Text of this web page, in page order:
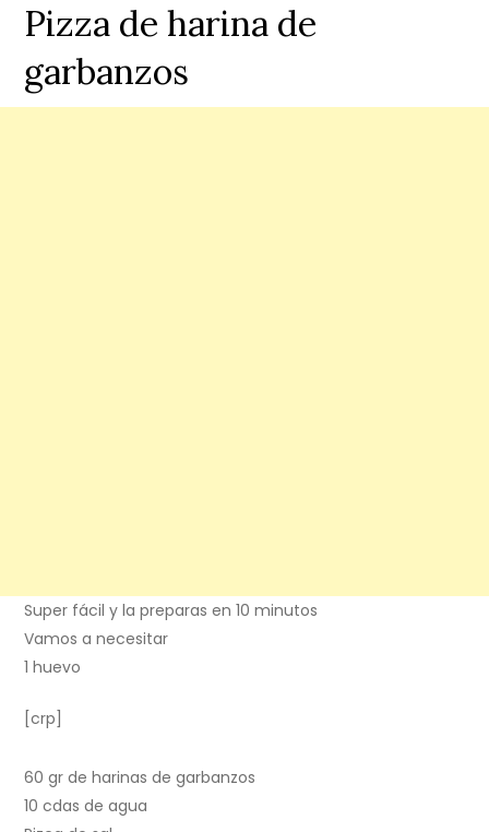
Pizza de harina de
garbanzos
Super fácil y la preparas en 10 minutos
Vamos a necesitar
1 huevo
[crp]
60 gr de harinas de garbanzos
10 cdas de agua